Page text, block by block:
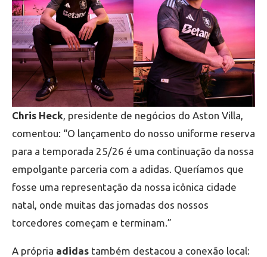
Chris Heck , presidente de negócios do Aston Villa,
comentou: “O lançamento do nosso uniforme reserva
para a temporada 25/26 é uma continuação da nossa
empolgante parceria com a adidas. Queríamos que
fosse uma representação da nossa icônica cidade
natal, onde muitas das jornadas dos nossos
torcedores começam e terminam.”
A própria adidas também destacou a conexão local: